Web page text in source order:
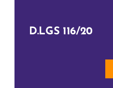
D.LGS 116/20